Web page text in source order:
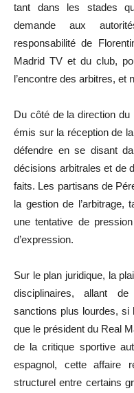
tant dans les stades
demande aux
responsabilité de
Madrid TV et du club,
l’encontre des arbitres, et
Du côté de la direction du
émis sur la réception de
défendre en se disant
décisions arbitrales et de
faits. Les partisans de
la gestion de l’arbitrage,
une tentative de
d’expression.
Sur le plan juridique, la
disciplinaires, allant
sanctions plus lourdes, si
que le président du Real
de la critique sportive
espagnol, cette affaire
structurel entre certains